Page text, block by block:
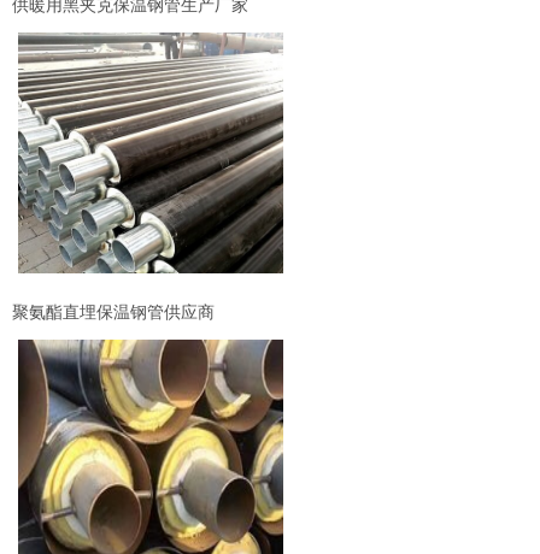
供暖用黑夹克保温钢管生产厂家
聚氨酯直埋保温钢管供应商